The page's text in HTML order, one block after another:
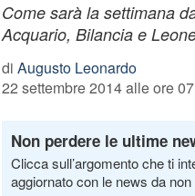
Come sarà la settimana
Acquario, Bilancia e
di Augusto Leonardo
22 settembre 2014 alle ore
Non perdere le ultime
Clicca sull’argomento che ti
aggiornato con le news da non